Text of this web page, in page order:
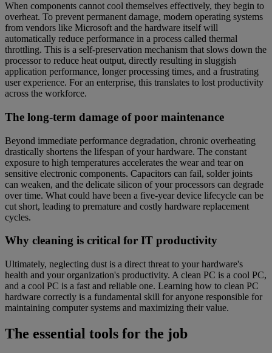
When components cannot cool themselves effectively, they begin to
overheat. To prevent permanent damage, modern operating systems
from vendors like Microsoft and the hardware itself will
automatically reduce performance in a process called thermal
throttling. This is a self-preservation mechanism that slows down the
processor to reduce heat output, directly resulting in sluggish
application performance, longer processing times, and a frustrating
user experience. For an enterprise, this translates to lost productivity
across the workforce.
The long-term damage of poor maintenance
Beyond immediate performance degradation, chronic overheating
drastically shortens the lifespan of your hardware. The constant
exposure to high temperatures accelerates the wear and tear on
sensitive electronic components. Capacitors can fail, solder joints
can weaken, and the delicate silicon of your processors can degrade
over time. What could have been a five-year device lifecycle can be
cut short, leading to premature and costly hardware replacement
cycles.
Why cleaning is critical for IT productivity
Ultimately, neglecting dust is a direct threat to your hardware's
health and your organization's productivity. A clean PC is a cool PC,
and a cool PC is a fast and reliable one. Learning how to clean PC
hardware correctly is a fundamental skill for anyone responsible for
maintaining computer systems and maximizing their value.
The essential tools for the job